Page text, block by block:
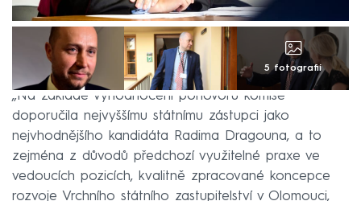
5 fotografií
„Na základě vyhodnocení pohovorů komise
doporučila nejvyššímu státnímu zástupci jako
nejvhodnějšího kandidáta Radima Dragouna, a to
zejména z důvodů předchozí využitelné praxe ve
vedoucích pozicích, kvalitně zpracované koncepce
rozvoje Vrchního státního zastupitelství v Olomouci,